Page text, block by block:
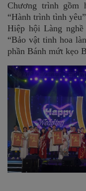
Chương trình gồm
“Hành trình tình
Hiệp hội Làng
“Bảo vật tinh hoa
phần Bánh mứt kẹo